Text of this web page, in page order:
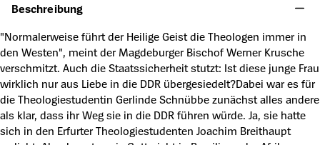
Beschreibung
"Normalerweise führt der Heilige Geist die Theologen immer in
den Westen", meint der Magdeburger Bischof Werner Krusche
verschmitzt. Auch die Staatssicherheit stutzt: Ist diese junge Frau
wirklich nur aus Liebe in die DDR übergesiedelt?Dabei war es für
die Theologiestudentin Gerlinde Schnübbe zunächst alles andere
als klar, dass ihr Weg sie in die DDR führen würde. Ja, sie hatte
sich in den Erfurter Theologiestudenten Joachim Breithaupt